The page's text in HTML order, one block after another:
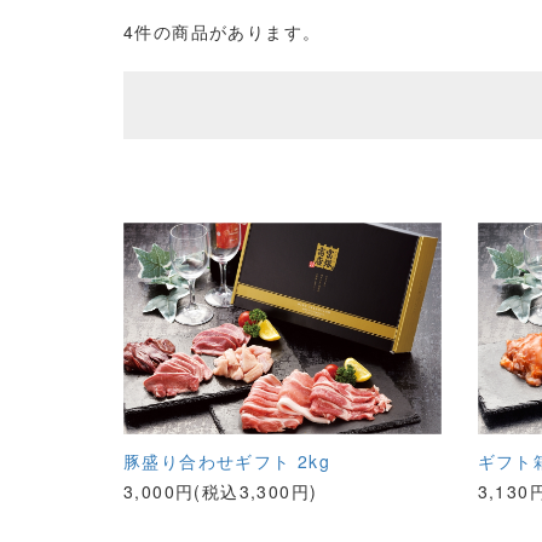
4件の商品があります。
豚盛り合わせギフト 2kg
3,000円(税込3,300円)
ギフト
3,130